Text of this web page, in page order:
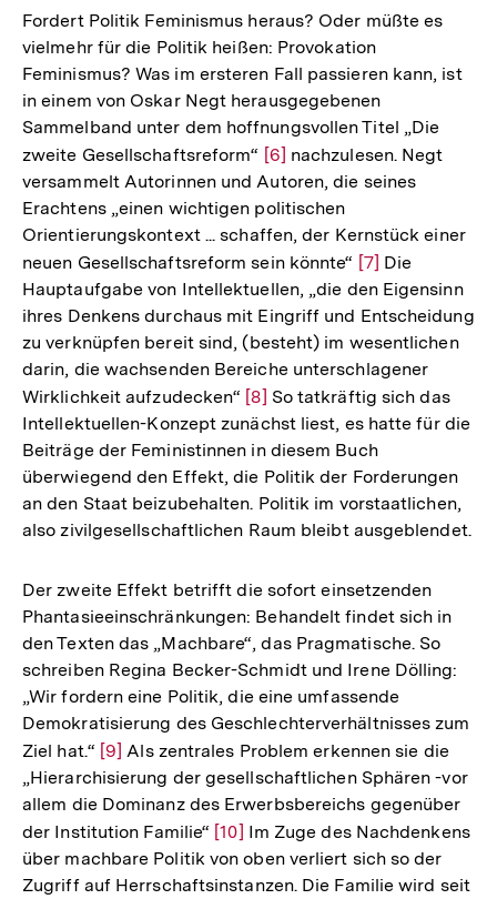
Fordert Politik Feminismus heraus? Oder müßte es
vielmehr für die Politik heißen: Provokation
Feminismus? Was im ersteren Fall passieren kann, ist
in einem von Oskar Negt herausgegebenen
Sammelband unter dem hoffnungsvollen Titel „Die
zweite Gesellschaftsreform“ Zur
Auflösung
der
Fußnote
[6] nachzulesen. Negt
versammelt Autorinnen und Autoren, die seines
Erachtens „einen wichtigen politischen
Orientierungskontext ... schaffen, der Kernstück einer
neuen Gesellschaftsreform sein könnte“ Zur
Auflösung
der
Fußnote
[7] Die
Hauptaufgabe von Intellektuellen, „die den Eigensinn
ihres Denkens durchaus mit Eingriff und Entscheidung
zu verknüpfen bereit sind, (besteht) im wesentlichen
darin, die wachsenden Bereiche unterschlagener
Wirklichkeit aufzudecken“ Zur
Auflösung
der
Fußnote
[8] So tatkräftig sich das
Intellektuellen-Konzept zunächst liest, es hatte für die
Beiträge der Feministinnen in diesem Buch
überwiegend den Effekt, die Politik der Forderungen
an den Staat beizubehalten. Politik im vorstaatlichen,
also zivilgesellschaftlichen Raum bleibt ausgeblendet.
Der zweite Effekt betrifft die sofort einsetzenden
Phantasieeinschränkungen: Behandelt findet sich in
den Texten das „Machbare“, das Pragmatische. So
schreiben Regina Becker-Schmidt und Irene Dölling:
„Wir fordern eine Politik, die eine umfassende
Demokratisierung des Geschlechterverhältnisses zum
Ziel hat.“ Zur
Auflösung
der
Fußnote
[9] Als zentrales Problem erkennen sie die
„Hierarchisierung der gesellschaftlichen Sphären -vor
allem die Dominanz des Erwerbsbereichs gegenüber
der Institution Familie“ Zur
Auflösung
der
[10] Im Zuge des Nachdenkens
über machbare Politik von oben verliert sich so der
Zugriff auf Herrschaftsinstanzen. Die Familie wird seit